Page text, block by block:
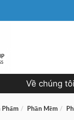
Về chúng tôi
Phẩm Phần Mềm